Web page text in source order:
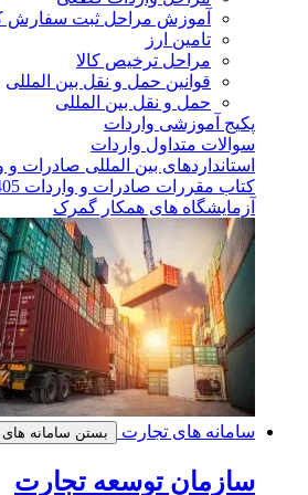
آموزش مراحل ثبت سفارش
تامین ارز
مراحل ترخیص کالا
قوانین حمل و نقل بین المللی
حمل و نقل بین المللی
پکیج آموزشی واردات
سوالات متداول واردات
استانداردهای بین المللی صادرات و
کتاب مقررات صادرات و واردات 1405
آزمایشگاه های همکار گمرک
سامانه های تجارت بستن سامانه
سازمان توسعه تجارت